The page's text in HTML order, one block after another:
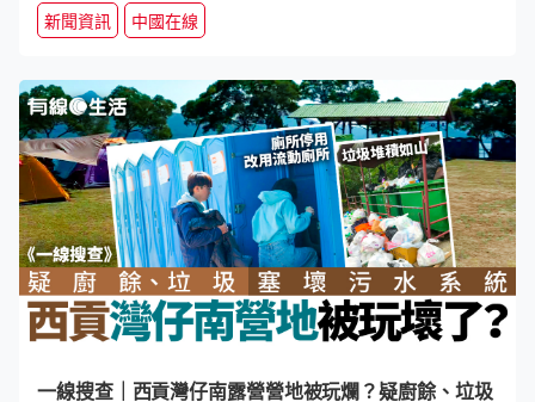
新聞資訊 中國在線
一線搜查｜西貢灣仔南露營營地被玩爛？疑廚餘、垃圾